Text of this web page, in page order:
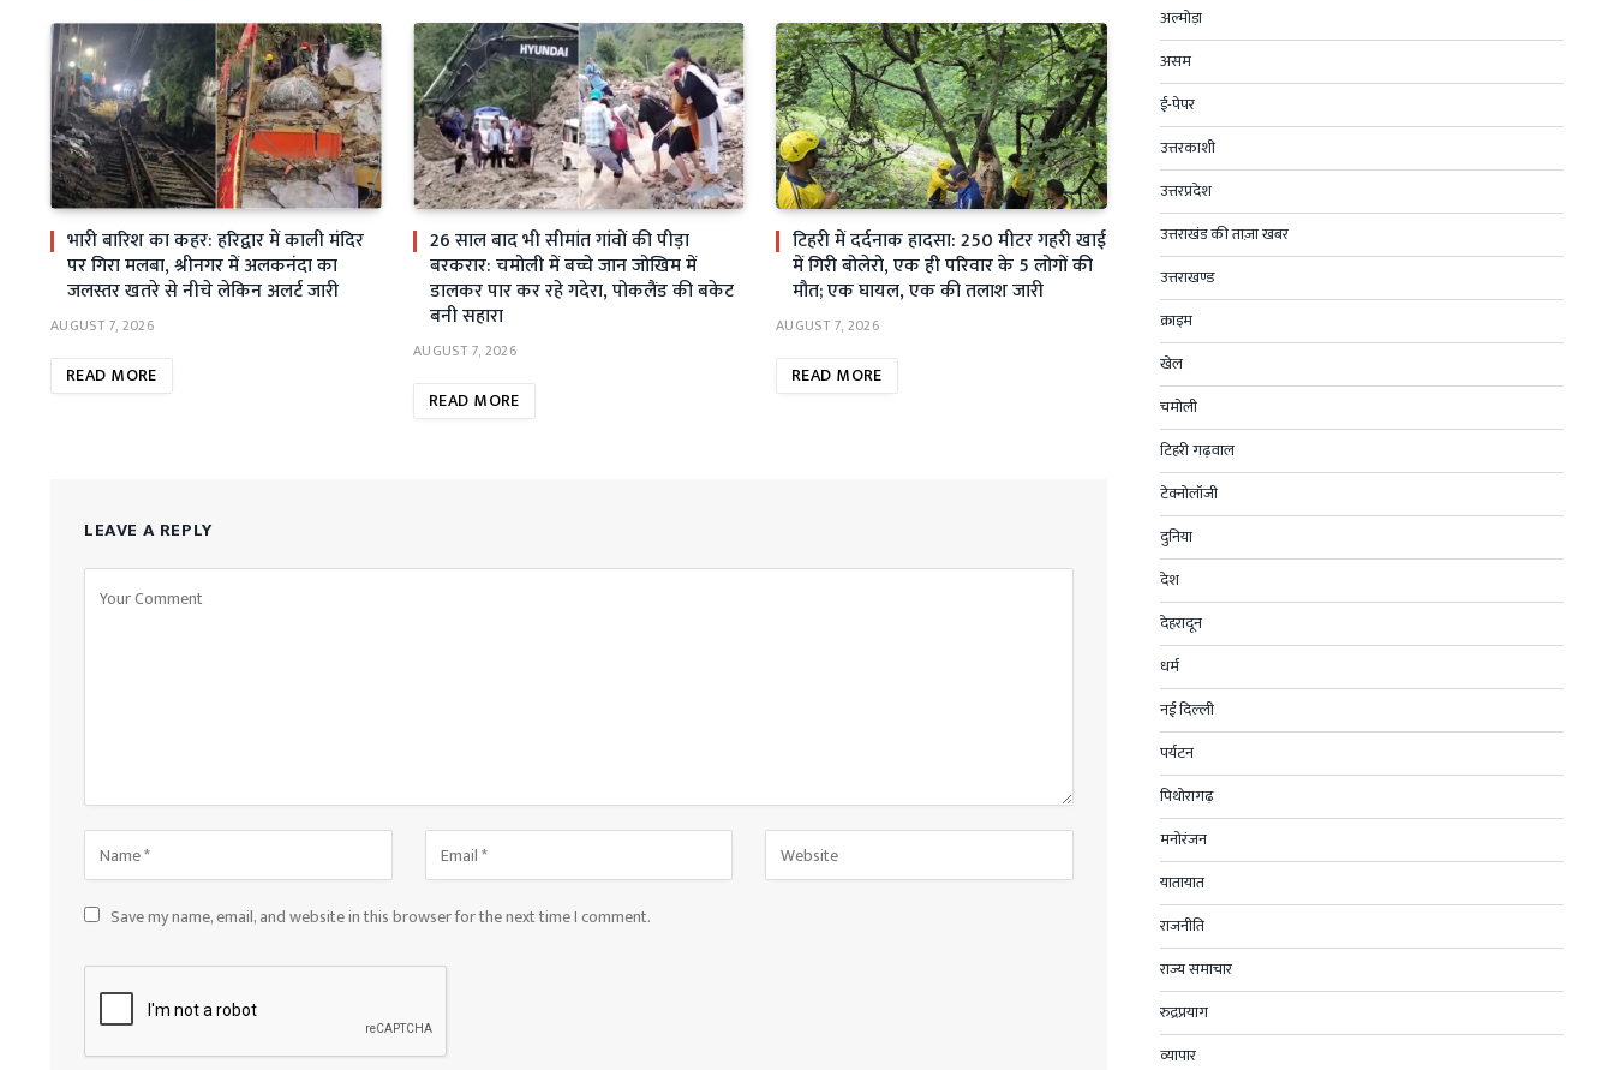
भारी बारिश का कहर: हरिद्वार में काली मंदिर
पर गिरा मलबा, श्रीनगर में अलकनंदा का
जलस्तर खतरे से नीचे लेकिन अलर्ट जारी
AUGUST 7, 2026
READ MORE
26 साल बाद भी सीमांत गांवों की पीड़ा
बरकरार: चमोली में बच्चे जान जोखिम में
डालकर पार कर रहे गदेरा, पोकलैंड की बकेट
बनी सहारा
AUGUST 7, 2026
READ MORE
टिहरी में दर्दनाक हादसा: 250 मीटर गहरी खाई
में गिरी बोलेरो, एक ही परिवार के 5 लोगों की
मौत; एक घायल, एक की तलाश जारी
AUGUST 7, 2026
READ MORE
LEAVE A REPLY
Save my name, email, and website in this browser for the next time I comment.
अल्मोड़ा
असम
ई-पेपर
उत्तरकाशी
उत्तरप्रदेश
उत्तराखंड की ताज़ा खबर
उत्तराखण्ड
क्राइम
खेल
चमोली
टिहरी गढ़वाल
टेक्नोलॉजी
दुनिया
देश
देहरादून
धर्म
नई दिल्ली
पर्यटन
पिथोरागढ़
मनोरंजन
यातायात
राजनीति
राज्य समाचार
रुद्रप्रयाग
व्यापार